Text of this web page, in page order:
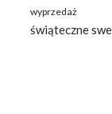
wyprzedaż
świąteczne